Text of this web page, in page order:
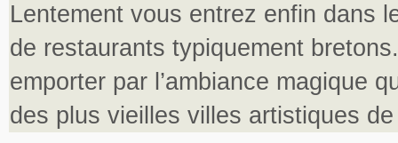
Lentement vous entrez enfin dans
de restaurants typiquement
emporter par l’ambiance magique
des plus vieilles villes artistiques